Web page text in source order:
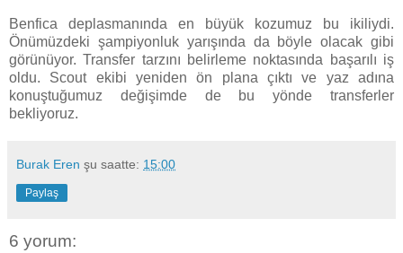
Benfica deplasmanında en büyük kozumuz bu ikiliydi.
Önümüzdeki şampiyonluk yarışında da böyle olacak gibi
görünüyor. Transfer tarzını belirleme noktasında başarılı iş
oldu. Scout ekibi yeniden ön plana çıktı ve yaz adına
konuştuğumuz değişimde de bu yönde transferler
bekliyoruz.
Burak Eren şu saatte: 15:00
Paylaş
6 yorum: